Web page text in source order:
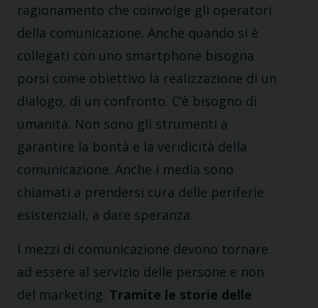
ragionamento che coinvolge gli operatori
della comunicazione. Anche quando si è
collegati con uno smartphone bisogna
porsi come obiettivo la realizzazione di un
dialogo, di un confronto. C’è bisogno di
umanità. Non sono gli strumenti a
garantire la bontà e la veridicità della
comunicazione. Anche i media sono
chiamati a prendersi cura delle periferie
esistenziali, a dare speranza.
I mezzi di comunicazione devono tornare
ad essere al servizio delle persone e non
del marketing. Tramite le storie delle